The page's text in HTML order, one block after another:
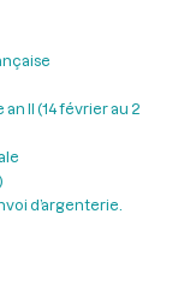
II (14 février au 2
d’argenterie.